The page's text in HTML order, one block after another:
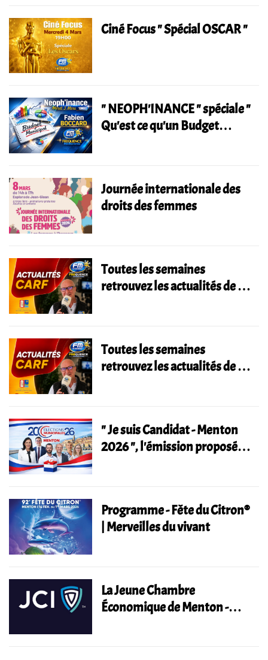
Ciné Focus " Spécial OSCAR "
" NEOPH'INANCE " spéciale "
Qu'est ce qu'un Budget
Journée internationale des
droits des femmes
Toutes les semaines
retrouvez les actualités de la
Toutes les semaines
retrouvez les actualités de la
" Je suis Candidat - Menton
2026 ", l'émission proposée
Programme - Fête du Citron®
| Merveilles du vivant
La Jeune Chambre
Économique de Menton -